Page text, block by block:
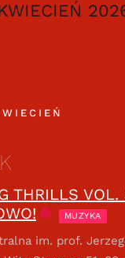
THRILLS
MUZYKA
im. prof.